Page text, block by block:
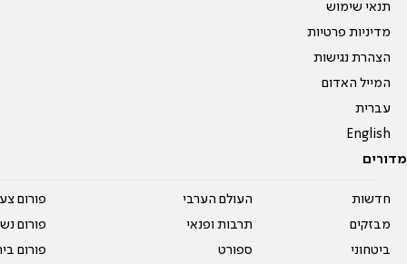
תנאי שימוש
מדיניות פרטיות
הצהרת נגישות
המייל האדום
עברית
English
מדורים
חדשות
מבזקים
ביטחוני
העולם הערבי
תרבות ופנאי
ספורט
פורום
פורום
פורום